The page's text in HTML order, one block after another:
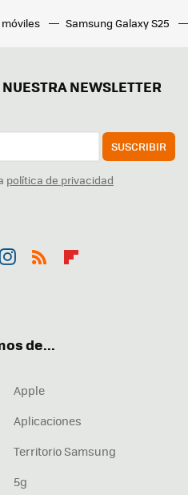
Samsung Galaxy S25
NEWSLETTER
SUSCRIBIR
política de privacidad
de...
Apple
Aplicaciones
Territorio Samsung
5g